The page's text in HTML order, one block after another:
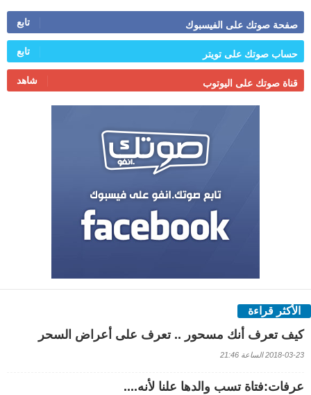
صفحة صوتك على الفيسبوك تابع
حساب صوتك على تويتر تابع
قناة صوتك على اليوتوب شاهد
الأكثر قراءة
كيف تعرف أنك مسحور .. تعرف على أعراض السحر
2018-03-23 الساعة 21:46
عرفات:فتاة تسب والدها علنا لأنه....